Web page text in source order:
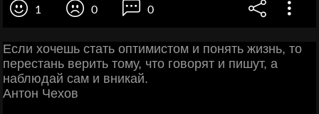
1 0 0
Если хочешь стать оптимистом и понять жизнь, то
перестань верить тому, что говорят и пишут, а
наблюдай сам и вникай.
Антон Чехов